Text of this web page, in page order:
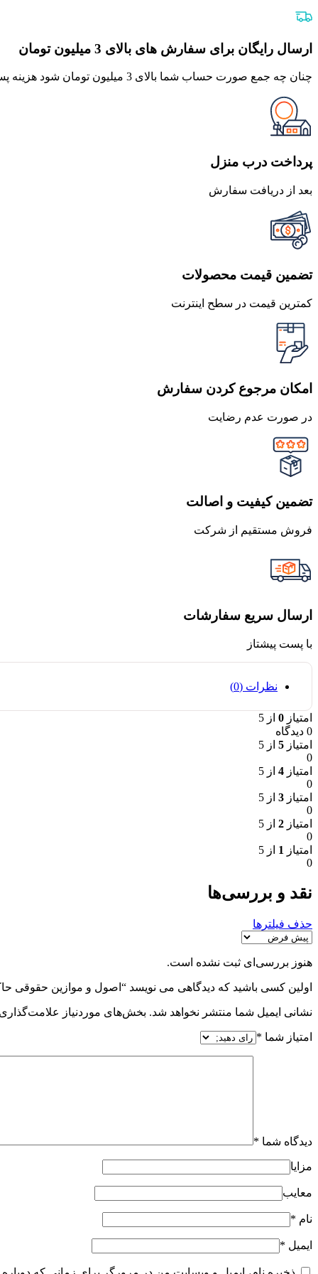
ارسال رایگان برای سفارش های بالای 3 میلیون تومان
چنان چه جمع صورت حساب شما بالای 3 میلیون تومان شود هزینه پست برای شما به صورت رایگان محاصبه خواهد شد.
پرداخت درب منزل
بعد از دریافت سفارش
تضمین قیمت محصولات
کمترین قیمت در سطح اینترنت
امکان مرجوع کردن سفارش
در صورت عدم رضایت
تضمین کیفیت و اصالت
فروش مستقیم از شرکت
ارسال سریع سفارشات
با پست پیشتاز
نظرات (0)
امتیاز 0 از 5
0 دیدگاه
امتیاز 5 از 5
0
امتیاز 4 از 5
0
امتیاز 3 از 5
0
امتیاز 2 از 5
0
امتیاز 1 از 5
0
نقد و بررسی‌ها
حذف فیلترها
هنوز بررسی‌ای ثبت نشده است.
اولین کسی باشید که دیدگاهی می نویسد “اصول و موازین حقوقی
نشانی ایمیل شما منتشر نخواهد شد. بخش‌های موردنیاز
امتیاز شما *
دیدگاه شما *
مزایا
معایب
نام *
ایمیل *